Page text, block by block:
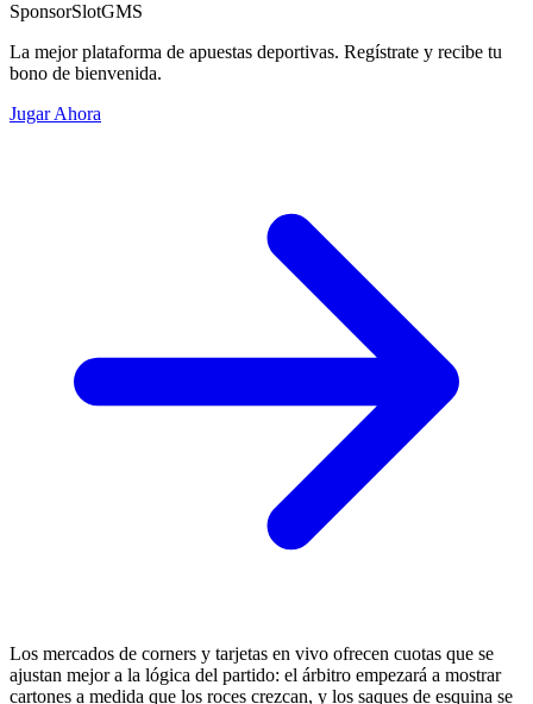
SponsorSlotGMS
La mejor plataforma de apuestas deportivas. Regístrate y recibe tu
bono de bienvenida.
Jugar Ahora
Los mercados de corners y tarjetas en vivo ofrecen cuotas que se
ajustan mejor a la lógica del partido: el árbitro empezará a mostrar
cartones a medida que los roces crezcan, y los saques de esquina se